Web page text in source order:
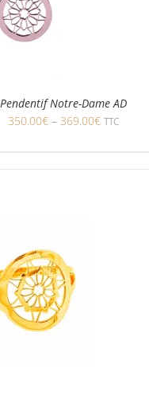
Pendentif Notre-Dame AD
350.00€ – 369.00€ TTC